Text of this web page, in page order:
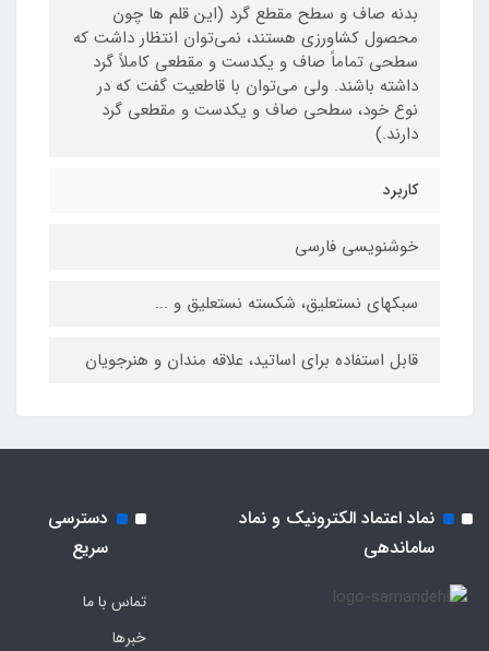
بدنه صاف و سطح مقطع گرد (این قلم ها چون
محصول کشاورزی هستند، نمی‌توان انتظار داشت که
سطحی تماماً صاف و یکدست و مقطعی کاملاً گرد
داشته باشند. ولی می‌توان با قاطعیت گفت که در
نوع خود، سطحی صاف و یکدست و مقطعی گرد
دارند.)
کاربرد
خوشنویسی فارسی
سبکهای نستعلیق، شکسته نستعلیق و ...
قابل استفاده برای اساتید، علاقه‏ مندان و هنرجویان
نماد اعتماد الکترونیک و نماد
ساماندهی
دسترسی
سریع
تماس با ما
خبرها